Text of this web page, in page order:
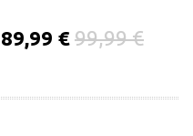
99,99 €
89,99 €